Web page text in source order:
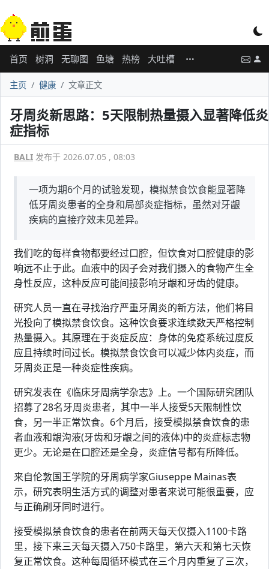
首页 树洞 无聊图 鱼塘 热榜 大吐槽
主页 健康 文章正文
牙周炎新思路：5天限制热量摄入显著降低炎
症指标
BALI 发布于 2026.07.05 , 08:03
一项为期6个月的试验发现，模拟禁食饮食能显著降
低牙周炎患者的全身和局部炎症指标，虽然对牙龈
疾病的直接疗效未见差异。
我们吃的每样食物都要经过口腔，但饮食对口腔健康的影
响远不止于此。血液中的因子会对我们摄入的食物产生全
身性反应，这种反应可能间接影响牙龈和牙齿的健康。
研究人员一直在寻找治疗严重牙周炎的新方法，他们将目
光投向了模拟禁食饮食。这种饮食要求连续数天严格控制
热量摄入。其原理在于炎症反应：身体的免疫系统过度反
应且持续时间过长。模拟禁食饮食可以减少体内炎症，而
牙周炎正是一种炎症性疾病。
研究发表在《临床牙周病学杂志》上。一个国际研究团队
招募了28名牙周炎患者，其中一半人接受5天限制性饮
食，另一半正常饮食。6个月后，接受模拟禁食饮食的患
者血液和龈沟液(牙齿和牙龈之间的液体)中的炎症标志物
更少。无论是在口腔还是全身，炎症信号都有所降低。
来自伦敦国王学院的牙周病学家Giuseppe Mainas表
示，研究表明生活方式的调整对患者来说可能很重要，应
与正确刷牙同时进行。
接受模拟禁食饮食的患者在前两天每天仅摄入1100卡路
里，接下来三天每天摄入750卡路里，第六天和第七天恢
复正常饮食。这种每周循环模式在三个月内重复了三次，